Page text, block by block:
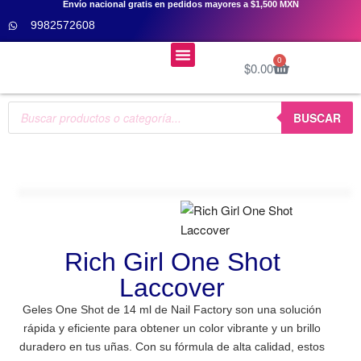
Envío nacional gratis en pedidos mayores a $1,500 MXN
9982572608
Menú
$0.00 0
BUSCAR
Rich Girl One Shot
Laccover
Geles One Shot de 14 ml de Nail Factory son una solución
rápida y eficiente para obtener un color vibrante y un brillo
duradero en tus uñas. Con su fórmula de alta calidad, estos